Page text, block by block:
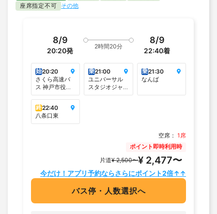
座席指定不可
その他
8/9
20:20発
2時間20分
8/9
22:40着
始20:20
さくら高速バ
ス 神戸市役所
前.
乗21:00
ユニバーサル
スタジオジャ
パン＜4番バス
乗21:30
なんば
終22:40
八条口東
空席： 1席
ポイント即時利用時
片道¥ 2,500〜¥ 2,477〜
今だけ！アプリ予約ならさらにポイント2倍↑↑
バス停・人数選択へ